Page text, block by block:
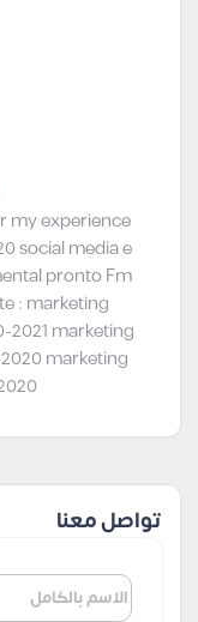
my experience
social media e
pronto Fm
: marketing
2021 marketing
marketing
تواصل معنا